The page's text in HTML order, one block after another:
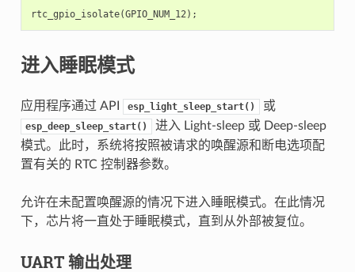
rtc_gpio_isolate(GPIO_NUM_12);
进入睡眠模式
应用程序通过 API esp_light_sleep_start() 或
esp_deep_sleep_start()
进入 Light-sleep 或 Deep-sleep
模式。此时，系统将按照被请求的唤醒源和断电选项配
置有关的 RTC 控制器参数。
允许在未配置唤醒源的情况下进入睡眠模式。在此情况
下，芯片将一直处于睡眠模式，直到从外部被复位。
UART 输出处理